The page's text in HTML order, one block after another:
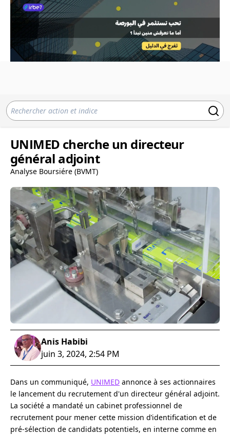
UNIMED cherche un directeur
général adjoint
Analyse Boursiére (BVMT)
Anis Habibi
juin 3, 2024, 2:54 PM
Dans un communiqué, UNIMED annonce à ses actionnaires
le lancement du recrutement d'un directeur général adjoint.
La société a mandaté un cabinet professionnel de
recrutement pour mener cette mission d’identification et de
pré-sélection de candidats potentiels, en interne comme en